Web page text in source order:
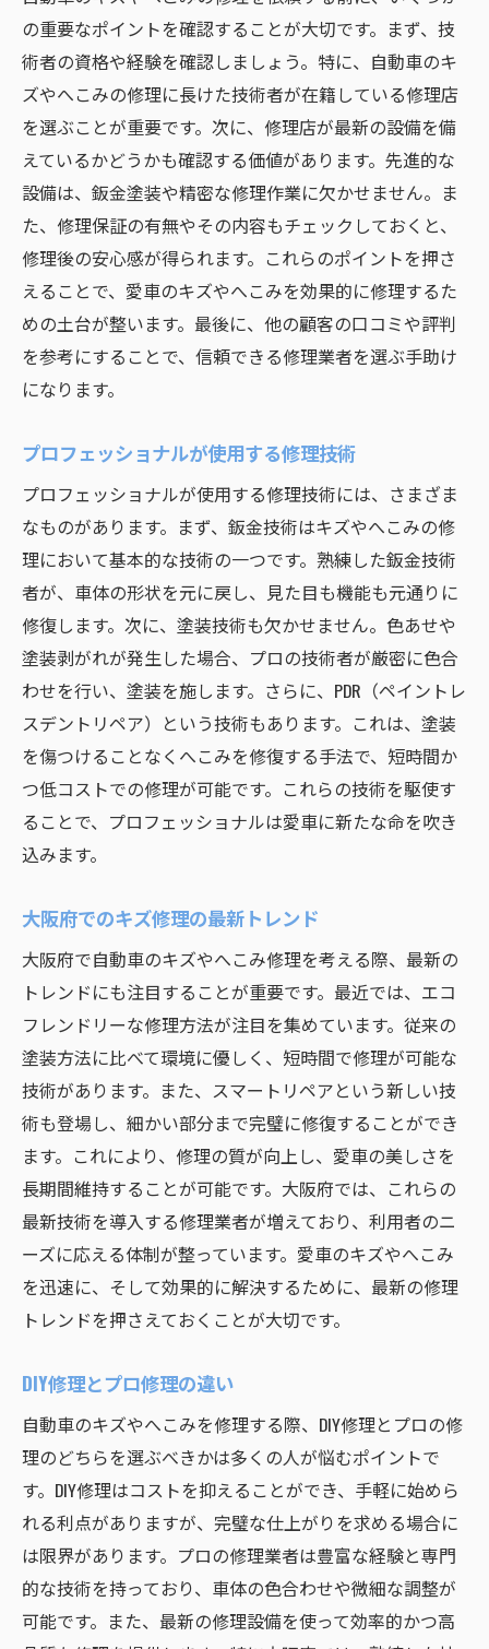
修理後の保証とその重要性
大阪府で採用されている修理技術
愛車のキズを直して大阪府でのドライブを満喫
修理後に行くおすすめドライブコース
愛車の輝きを保つためのケア方法
大阪府のドライブスポット紹介
修理後の車の安全性を高める方法
ドライブを楽しむための安全運転ポイント
キズ修理後のドライブで注意すべき点
自動車のへこみを修理して安全な走行を実現
へこみが車に与える影響
安全運転のための定期点検のすすめ
へこみ修理がもたらす安全性向上
大阪府での安全走行のためのヒント
へこみ修理後の車検対策
大阪府での自動車キズ修理後に感じる安心感
修理後の満足度を高めるポイント
安心してドライブできる理由
修理がもたらす精神的安心感
愛車を長持ちさせるためのアドバイス
修理後に感じる愛車への愛着
大阪府での安心感を提供する修理業者
の重要なポイントを確認することが大切です。まず、技
術者の資格や経験を確認しましょう。特に、自動車のキ
ズやへこみの修理に長けた技術者が在籍している修理店
を選ぶことが重要です。次に、修理店が最新の設備を備
えているかどうかも確認する価値があります。先進的な
設備は、鈑金塗装や精密な修理作業に欠かせません。ま
た、修理保証の有無やその内容もチェックしておくと、
修理後の安心感が得られます。これらのポイントを押さ
えることで、愛車のキズやへこみを効果的に修理するた
めの土台が整います。最後に、他の顧客の口コミや評判
を参考にすることで、信頼できる修理業者を選ぶ手助け
になります。
プロフェッショナルが使用する修理技術
プロフェッショナルが使用する修理技術には、さまざま
なものがあります。まず、鈑金技術はキズやへこみの修
理において基本的な技術の一つです。熟練した鈑金技術
者が、車体の形状を元に戻し、見た目も機能も元通りに
修復します。次に、塗装技術も欠かせません。色あせや
塗装剥がれが発生した場合、プロの技術者が厳密に色合
わせを行い、塗装を施します。さらに、PDR（ペイントレ
スデントリペア）という技術もあります。これは、塗装
を傷つけることなくへこみを修復する手法で、短時間か
つ低コストでの修理が可能です。これらの技術を駆使す
ることで、プロフェッショナルは愛車に新たな命を吹き
込みます。
大阪府でのキズ修理の最新トレンド
大阪府で自動車のキズやへこみ修理を考える際、最新の
トレンドにも注目することが重要です。最近では、エコ
フレンドリーな修理方法が注目を集めています。従来の
塗装方法に比べて環境に優しく、短時間で修理が可能な
技術があります。また、スマートリペアという新しい技
術も登場し、細かい部分まで完璧に修復することができ
ます。これにより、修理の質が向上し、愛車の美しさを
長期間維持することが可能です。大阪府では、これらの
最新技術を導入する修理業者が増えており、利用者のニ
ーズに応える体制が整っています。愛車のキズやへこみ
を迅速に、そして効果的に解決するために、最新の修理
トレンドを押さえておくことが大切です。
DIY修理とプロ修理の違い
自動車のキズやへこみを修理する際、DIY修理とプロの修
理のどちらを選ぶべきかは多くの人が悩むポイントで
す。DIY修理はコストを抑えることができ、手軽に始めら
れる利点がありますが、完璧な仕上がりを求める場合に
は限界があります。プロの修理業者は豊富な経験と専門
的な技術を持っており、車体の色合わせや微細な調整が
可能です。また、最新の修理設備を使って効率的かつ高